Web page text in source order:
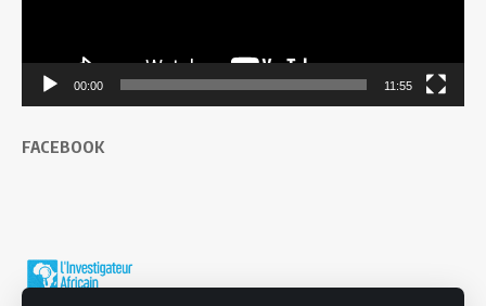
00:00 11:55
FACEBOOK